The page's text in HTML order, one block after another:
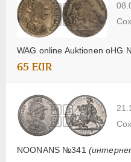
WAG online Auktionen
65 EUR
NOONANS №341